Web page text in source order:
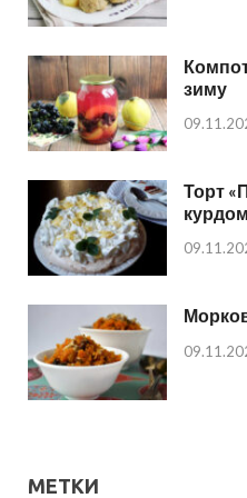
зиму
Торт
курдом
МЕТКИ